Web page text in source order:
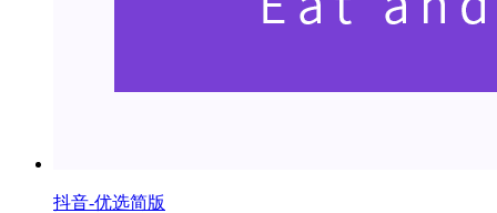
抖音-优选简版